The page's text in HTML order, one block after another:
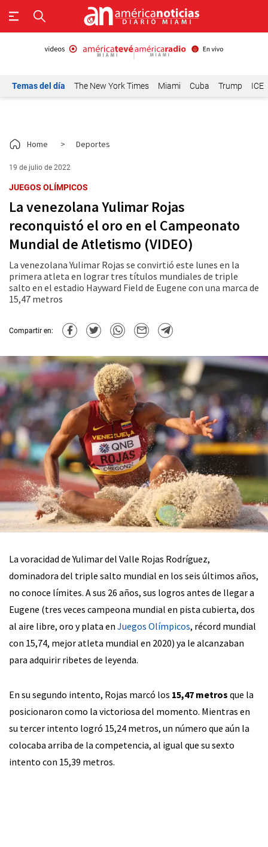
Temas del día The New York Times Miami Cuba Trump ICE
Home > Deportes
19 de julio de 2022
JUEGOS OLÍMPICOS
La venezolana Yulimar Rojas
reconquistó el oro en el Campeonato
Mundial de Atletismo (VIDEO)
La venezolana Yulimar Rojas se convirtió este lunes en la
primera atleta en lograr tres títulos mundiales de triple
salto en el estadio Hayward Field de Eugene con una marca de
15,47 metros
Compartir en:
La voracidad de Yulimar del Valle Rojas Rodríguez,
dominadora del triple salto mundial en los seis últimos años,
no conoce límites. A sus 26 años, sus logros antes de llegar a
Eugene (tres veces campeona mundial en pista cubierta, dos
al aire libre, oro y plata en Juegos Olímpicos, récord mundial
con 15,74, mejor atleta mundial en 2020) ya le alcanzaban
para adquirir ribetes de leyenda.
En su segundo intento, Rojas marcó los 15,47 metros que la
posicionaron como la victoriosa del momento. Mientras en
su tercer intento logró 15,24 metros, un número que aún la
colocaba arriba de la competencia, al igual que su sexto
intento con 15,39 metros.